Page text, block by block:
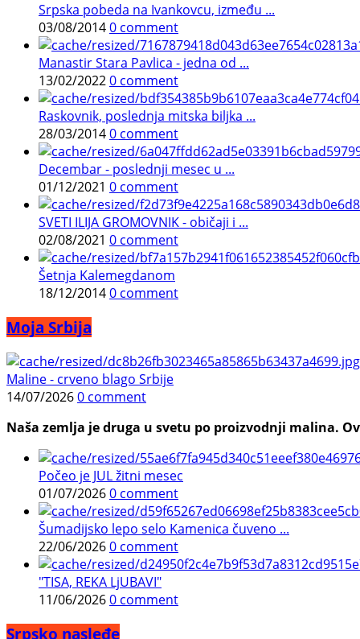
Srpska pobeda na Ivankovcu, između ...
03/08/20140 comment
Manastir Stara Pavlica - jedna od ...
13/02/20220 comment
Raskovnik, poslednja mitska biljka ...
28/03/20140 comment
Decembar - poslednji mesec u ...
01/12/2021 0 comment
SVETI ILIJA GROMOVNIK - običaji i ...
02/08/2021 0 comment
Šetnja Kalemegdanom
18/12/20140 comment
Moja Srbija
Maline - crveno blago Srbije
14/07/20260 comment
Naša zemlja je druga u svetu po proizvodnji malina.
Počeo je JUL žitni mesec
01/07/20260 comment
Šumadijsko lepo selo Kamenica čuveno ...
22/06/20260 comment
"TISA, REKA LjUBAVI"
11/06/20260 comment
Srpsko nasleđe